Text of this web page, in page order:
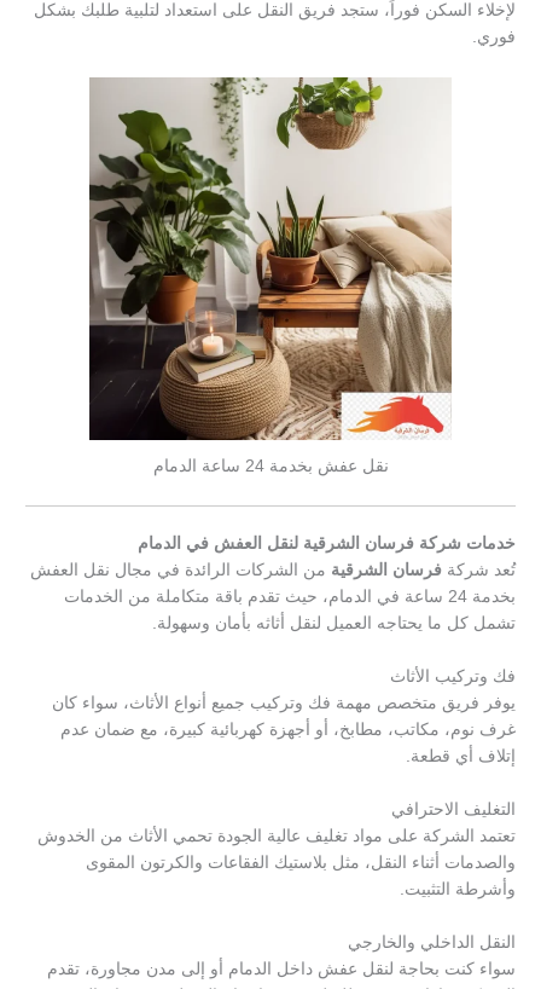
لإخلاء السكن فوراً، ستجد فريق النقل على استعداد لتلبية طلبك بشكل
فوري.
نقل عفش بخدمة 24 ساعة الدمام
خدمات شركة فرسان الشرقية لنقل العفش في الدمام
تُعد شركةفرسان الشرقية من الشركات الرائدة في مجال نقل العفش
بخدمة 24 ساعة في الدمام، حيث تقدم باقة متكاملة من الخدمات
تشمل كل ما يحتاجه العميل لنقل أثاثه بأمان وسهولة.
فك وتركيب الأثاث
يوفر فريق متخصص مهمة فك وتركيب جميع أنواع الأثاث، سواء كان
غرف نوم، مكاتب، مطابخ، أو أجهزة كهربائية كبيرة، مع ضمان عدم
إتلاف أي قطعة.
التغليف الاحترافي
تعتمد الشركة على مواد تغليف عالية الجودة تحمي الأثاث من الخدوش
والصدمات أثناء النقل، مثل بلاستيك الفقاعات والكرتون المقوى
وأشرطة التثبيت.
النقل الداخلي والخارجي
سواء كنت بحاجة لنقل عفش داخل الدمام أو إلى مدن مجاورة، تقدم